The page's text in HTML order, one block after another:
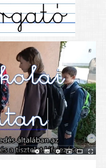
diákoknak